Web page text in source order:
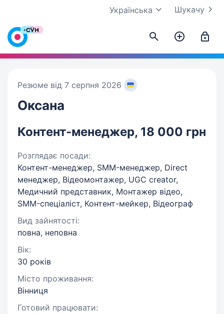
Шукачу
Українська
Резюме від 7 серпня 2026
Оксана
Контент-менеджер, 18 000 грн
Розглядає посади:
Контент-менеджер, SMM-менеджер, Direct
менеджер, Відеомонтажер, UGC creator,
Медичний представник, Монтажер відео,
SMM-спеціаліст, Контент-мейкер, Відеограф
Вид зайнятості:
повна, неповна
Вік:
30 років
Місто проживання:
Вінниця
Готовий працювати: